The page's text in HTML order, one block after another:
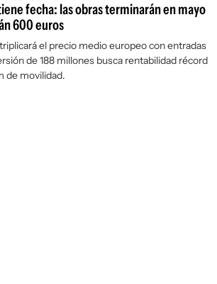
fecha: las obras terminarán en mayo
600 euros
el precio medio europeo con entradas
de 188 millones busca rentabilidad récord
de movilidad.